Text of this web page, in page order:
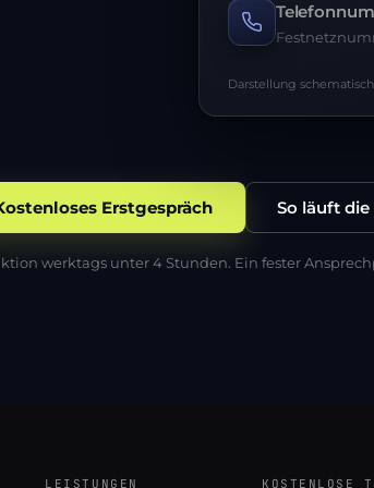
Darstellung
Erstgespräch So läuft
werktags unter 4 Stunden. Ein fester
LEISTUNGEN KOSTENLOSE